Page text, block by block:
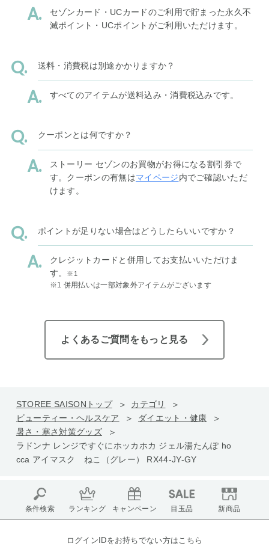
セゾンカード・UCカードのご利用で貯まった永久不
滅ポイント・UCポイントがご利用いただけます。
送料・消費税は別途かかりますか？
すべてのアイテムが送料込み・消費税込みです。
クーポンとは何ですか？
ストーリー セゾンのお買物がお得になる割引券で
す。クーポンの有無はマイページ内でご確認いただ
けます。
ポイントが足りない場合はどうしたらいいですか？
クレジットカードと併用してお支払いいただけま
す。
※1
※1 併用払いは一部対象外アイテムがございます
よくあるご質問をもっと見る
STOREE SAISONトップ
カテゴリ
ビューティー・ヘルスケア
ダイエット・健康
暑さ・寒さ対策グッズ
ラドンナ レンジですぐにホッカホカ ジェル湯たんぽ ho
cca アイマスク ねこ（グレー） RX44-JY-GY
条件検索 ランキング キャンペーン 目玉品 新商品
ログインIDをお持ちでない方はこちら